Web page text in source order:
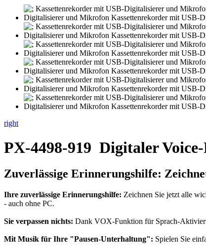
right
PX-4498-919 Digitaler
Zuverlässige Erinnerungshilfe:
Ihre zuverlässige Erinnerungshilfe: Zeichnen Sie jetzt alle
- auch ohne PC.
Sie verpassen nichts: Dank VOX-Funktion für Sprach-
Mit Musik für Ihre "Pausen-Unterhaltung": Spielen Sie